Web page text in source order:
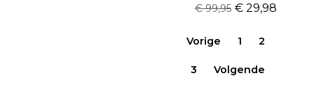
€ 99,95 € 29,98
Vorige 1 2
3 Volgende